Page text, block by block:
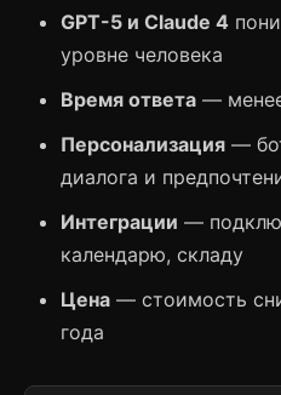
GPT-5 и Claude 4
уровне человека
Время ответа —
Персонализация —
диалога и
Интеграции —
календарю, складу
Цена — стоимость
года